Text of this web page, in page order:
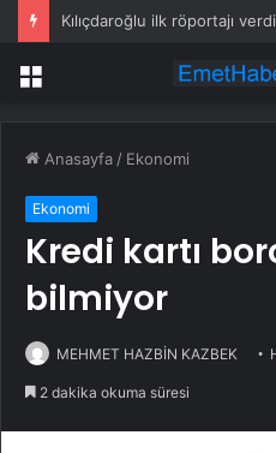
Menü
Anasayfa / Ekonomi
Ekonomi
Kredi kartı
bilmiyor
MEHMET HAZBİN KAZBEK
2 dakika okuma süresi